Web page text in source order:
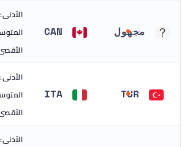
مجهول
الأدنى:
TUR
ITA
الأدنى:
الأدنى: